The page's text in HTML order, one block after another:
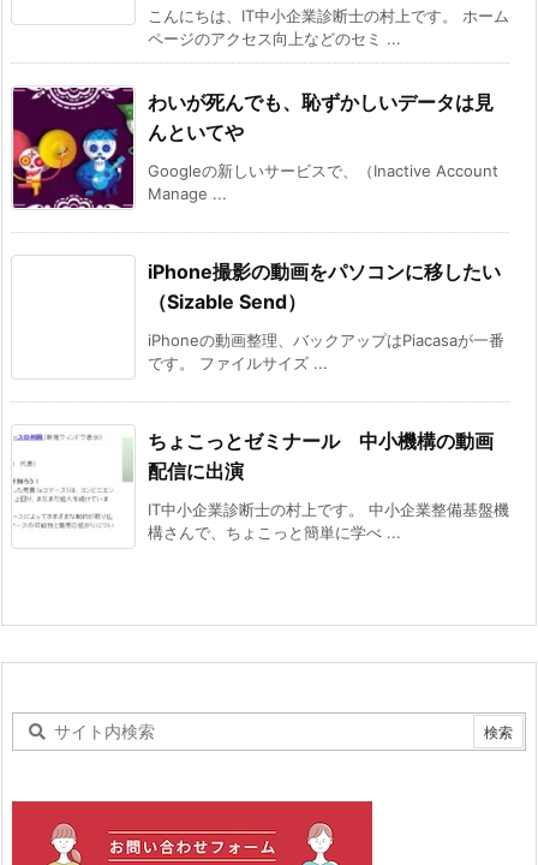
こんにちは、IT中小企業診断士の村上です。 ホーム
ページのアクセス向上などのセミ ...
わいが死んでも、恥ずかしいデータは見
んといてや
Googleの新しいサービスで、（Inactive Account
Manage ...
iPhone撮影の動画をパソコンに移したい
（Sizable Send）
iPhoneの動画整理、バックアップはPiacasaが一番
です。 ファイルサイズ ...
ちょこっとゼミナール 中小機構の動画
配信に出演
IT中小企業診断士の村上です。 中小企業整備基盤機
構さんで、ちょこっと簡単に学べ ...